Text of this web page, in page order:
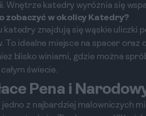
Wnętrze katedry wyróżnia się
zobaczyć w okolicy Katedry?
katedry znajdują się wąskie uliczki
To idealne miejsce na spacer
blisko winiarni, gdzie można
świecie.
Pena i
z najbardziej malowniczych